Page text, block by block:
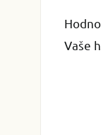
Vaše